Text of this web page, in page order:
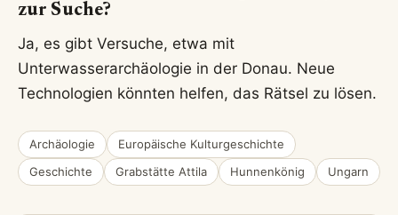
zur Suche?
Ja, es gibt Versuche, etwa mit
Unterwasserarchäologie in der Donau. Neue
Technologien könnten helfen, das Rätsel zu lösen.
Archäologie
Europäische Kulturgeschichte
Geschichte
Grabstätte Attila Hunnenkönig Ungarn